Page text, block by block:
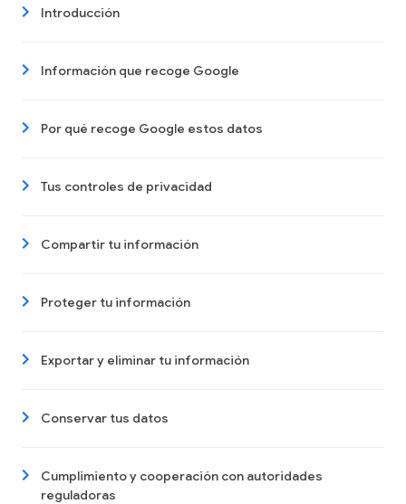
Introducción
Información que recoge Google
Por qué recoge Google estos datos
Tus controles de privacidad
Compartir tu información
Proteger tu información
Exportar y eliminar tu información
Conservar tus datos
Cumplimiento y cooperación con autoridades
reguladoras